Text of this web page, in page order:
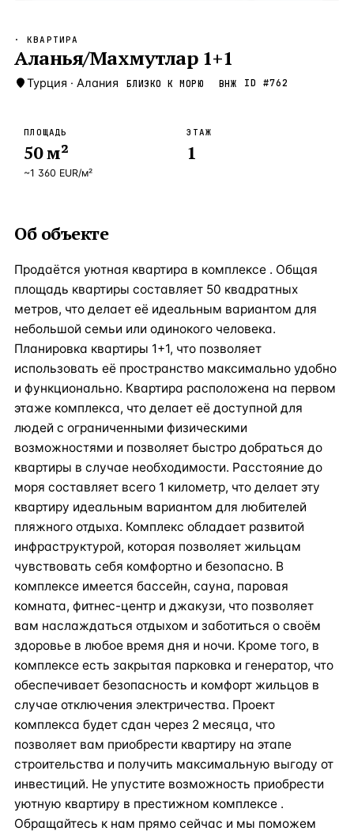
Новороссийск —Локация
Стамбул —Локация Турция · 2
ЧАСТО ИЩУТ
Турция Россия
· КВАРТИРА
Аланья/Махмутлар 1+1
Турция · Алания БЛИЗКО К МОРЮ ВНЖ ID #762
ПЛОЩАДЬ
50м²
~1 360 EUR/м²
ЭТАЖ
1
Об объекте
Продаётся уютная квартира в комплексе . Общая
площадь квартиры составляет 50 квадратных
метров, что делает её идеальным вариантом для
небольшой семьи или одинокого человека.
Планировка квартиры 1+1, что позволяет
использовать её пространство максимально удобно
и функционально. Квартира расположена на первом
этаже комплекса, что делает её доступной для
людей с ограниченными физическими
возможностями и позволяет быстро добраться до
квартиры в случае необходимости. Расстояние до
моря составляет всего 1 километр, что делает эту
квартиру идеальным вариантом для любителей
пляжного отдыха. Комплекс обладает развитой
инфраструктурой, которая позволяет жильцам
чувствовать себя комфортно и безопасно. В
комплексе имеется бассейн, сауна, паровая
комната, фитнес-центр и джакузи, что позволяет
вам наслаждаться отдыхом и заботиться о своём
здоровье в любое время дня и ночи. Кроме того, в
комплексе есть закрытая парковка и генератор, что
обеспечивает безопасность и комфорт жильцов в
случае отключения электричества. Проект
комплекса будет сдан через 2 месяца, что
позволяет вам приобрести квартиру на этапе
строительства и получить максимальную выгоду от
инвестиций. Не упустите возможность приобрести
уютную квартиру в престижном комплексе .
Обращайтесь к нам прямо сейчас и мы поможем